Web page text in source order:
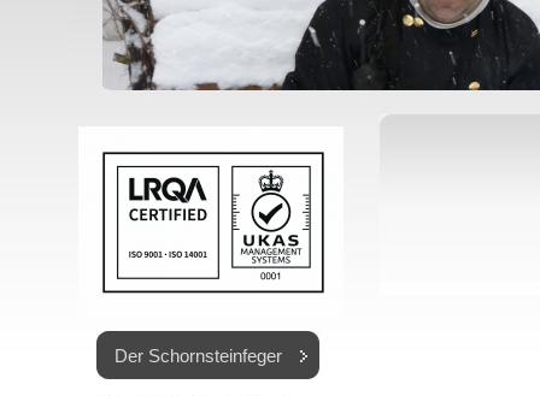
Der Schornsteinfeger